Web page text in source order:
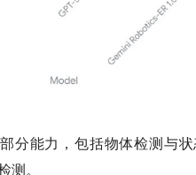
分能力，包括物体检测与
。